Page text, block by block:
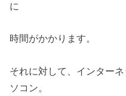
に
時間がかかります。
それに対して、インター
ソコン。